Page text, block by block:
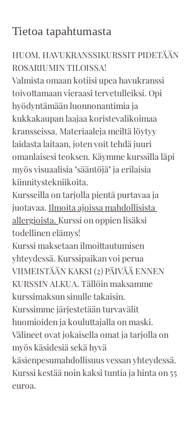
Tietoa tapahtumasta
HUOM. HAVUKRANSSIKURSSIT PIDETÄÄN
ROSARIUMIN TILOISSA!
Valmista omaan kotiisi upea havukranssi
toivottamaan vieraasi tervetulleiksi. Opi
hyödyntämään luonnonantimia ja
kukkakaupan laajaa koristevalikoimaa
kransseissa. Materiaaleja meiltä löytyy
laidasta laitaan, joten voit tehdä juuri
omanlaisesi teoksen. Käymme kurssilla läpi
myös visuaalisia "sääntöjä" ja erilaisia
kiinnitystekniikoita.
Kursseilla on tarjolla pientä purtavaa ja
juotavaa. Ilmoita ajoissa mahdollisista
allergioista. Kurssi on oppien lisäksi
todellinen elämys!
Kurssi maksetaan ilmoittautumisen
yhteydessä. Kurssipaikan voi perua
VIIMEISTÄÄN KAKSI (2) PÄIVÄÄ ENNEN
KURSSIN ALKUA. Tällöin maksamme
kurssimaksun sinulle takaisin.
Kurssimme järjestetään turvavälit
huomioiden ja kouluttajalla on maski.
Välineet ovat jokaisella omat ja tarjolla on
myös käsidesiä sekä hyvä
käsienpesumahdollisuus vessan yhteydessä.
Kurssi kestää noin kaksi tuntia ja hinta on 55
euroa.